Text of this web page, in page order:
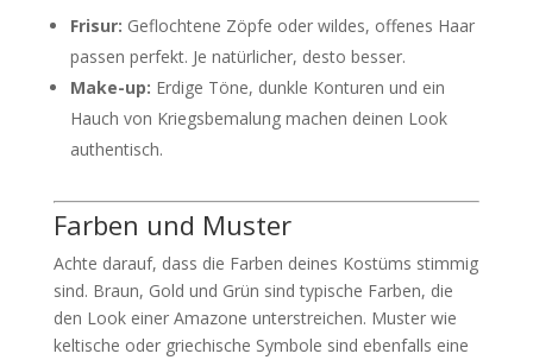
Frisur: Geflochtene Zöpfe oder wildes, offenes Haar
passen perfekt. Je natürlicher, desto besser.
Make-up: Erdige Töne, dunkle Konturen und ein
Hauch von Kriegsbemalung machen deinen Look
authentisch.
Farben und Muster
Achte darauf, dass die Farben deines Kostüms stimmig
sind. Braun, Gold und Grün sind typische Farben, die
den Look einer Amazone unterstreichen. Muster wie
keltische oder griechische Symbole sind ebenfalls eine